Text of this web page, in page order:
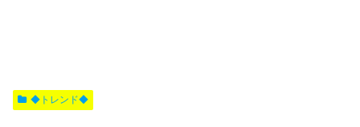
◆トレンド◆